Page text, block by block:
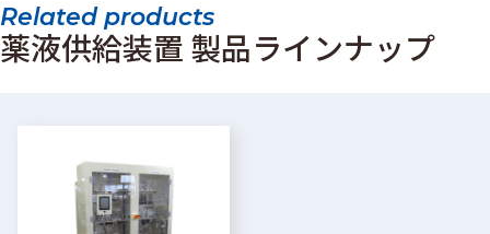
Related products
薬液供給装置 製品ラインナップ